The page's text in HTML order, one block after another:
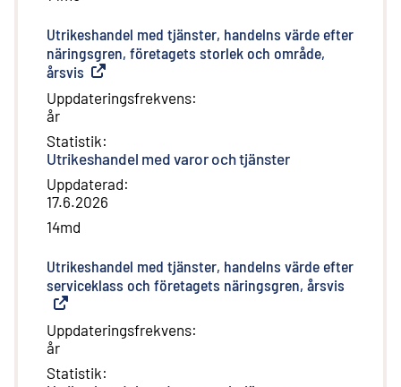
Utrikeshandel med tjänster, handelns värde efter
näringsgren, företagets storlek och område,
årsvis Extern länk
Uppdateringsfrekvens:
år
Statistik:
Utrikeshandel med varor och tjänster
Uppdaterad:
17.6.2026
14md
Utrikeshandel med tjänster, handelns värde efter
serviceklass och företagets näringsgren, årsvis
Uppdateringsfrekvens:
år
Statistik: